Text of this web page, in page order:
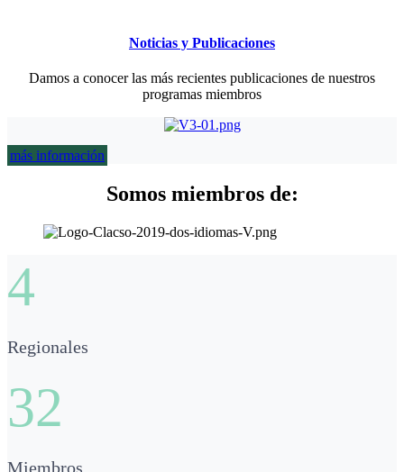
Noticias y Publicaciones
Damos a conocer las más recientes publicaciones de nuestros
programas miembros
más información
Somos miembros de:
4
Regionales
32
Miembros